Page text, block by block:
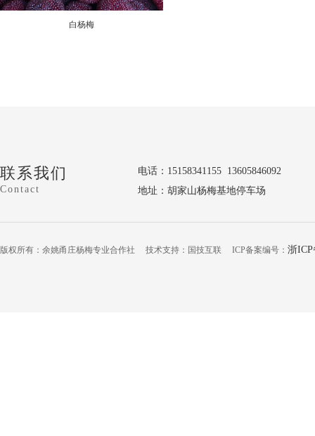
白杨梅
联系我们
Contact
电话：15158341155 13605846092
地址：胡家山杨梅基地停车场
版权所有：余姚甬庄杨梅专业合作社 技术支持：国技互联 ICP备案编号： 浙ICP